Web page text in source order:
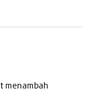
menambah